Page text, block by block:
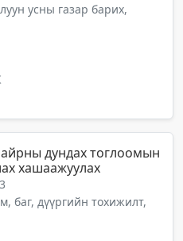
усны газар барих,
дундах тоглоомын
хашаажуулах
баг, дүүргийн тохижилт,